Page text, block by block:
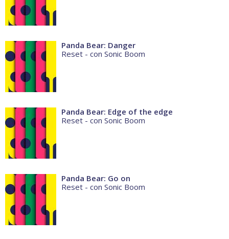
Panda Bear: Danger
Reset - con Sonic Boom
Panda Bear: Edge of the edge
Reset - con Sonic Boom
Panda Bear: Go on
Reset - con Sonic Boom